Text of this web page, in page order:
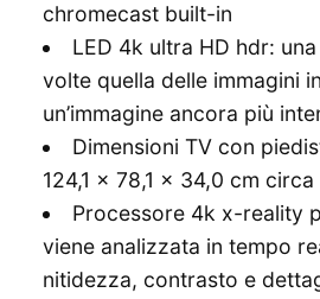
chromecast built-in
LED 4k ultra HD hdr:
volte quella delle immagini
un’immagine ancora più
Dimensioni TV con
124,1 x 78,1 x 34,0 cm circa
Processore 4k x-reality
viene analizzata in tempo
nitidezza, contrasto e